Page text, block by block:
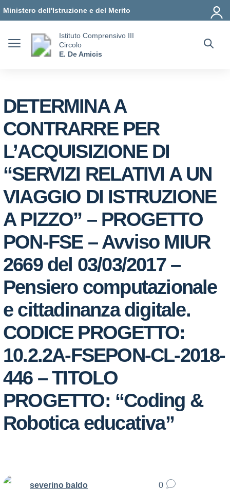
Ministero dell'Istruzione e del Merito
Istituto Comprensivo III
Circolo
E. De Amicis
DETERMINA A
CONTRARRE PER
L’ACQUISIZIONE DI
“SERVIZI RELATIVI A UN
VIAGGIO DI ISTRUZIONE
A PIZZO” – PROGETTO
PON-FSE – Avviso MIUR
2669 del 03/03/2017 –
Pensiero computazionale
e cittadinanza digitale.
CODICE PROGETTO:
10.2.2A-FSEPON-CL-2018-
446 – TITOLO
PROGETTO: “Coding &
Robotica educativa”
severino baldo 0